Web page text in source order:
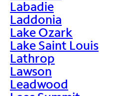
Labadie
Laddonia
Lake Ozark
Lake Saint Louis
Lathrop
Lawson
Leadwood